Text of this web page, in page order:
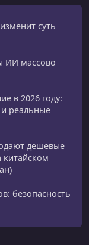
суть
ИИ массово
в 2026 году:
реальные
дешевые
китайском
безопасность